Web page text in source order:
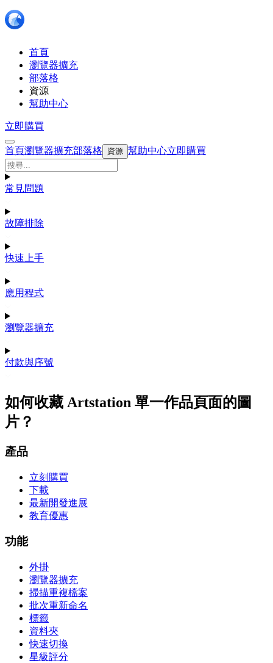
首頁
瀏覽器擴充
部落格
資源
幫助中心
立即購買
首頁瀏覽器擴充部落格 資源 幫助中心立即購買
常見問題
故障排除
快速上手
應用程式
瀏覽器擴充
付款與序號
如何收藏 Artstation 單一作品頁面的圖
片？
產品
立刻購買
下載
最新開發進展
教育優惠
功能
外掛
瀏覽器擴充
掃描重複檔案
批次重新命名
標籤
資料夾
快速切換
星級評分